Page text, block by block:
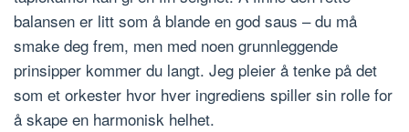
balansen er litt som å blande en god saus – du må
smake deg frem, men med noen grunnleggende
prinsipper kommer du langt. Jeg pleier å tenke på det
som et orkester hvor hver ingrediens spiller sin rolle for
å skape en harmonisk helhet.